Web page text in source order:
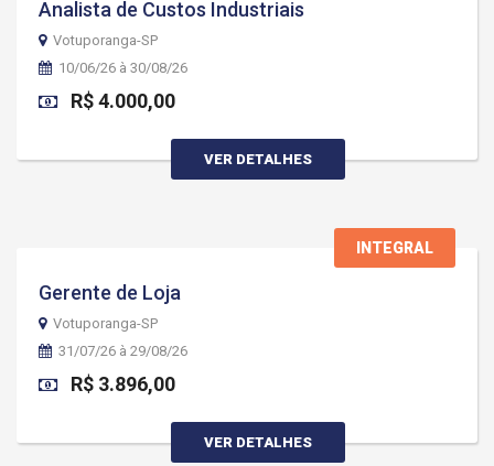
Analista de Custos Industriais
Votuporanga-SP
10/06/26 à 30/08/26
R$ 4.000,00
VER DETALHES
INTEGRAL
Gerente de Loja
Votuporanga-SP
31/07/26 à 29/08/26
R$ 3.896,00
VER DETALHES